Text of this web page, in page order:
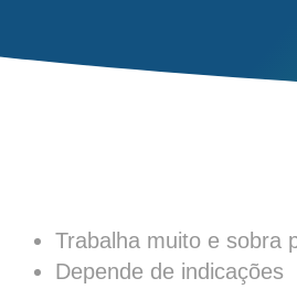
Trabalha muito e sobra
Depende de indicações